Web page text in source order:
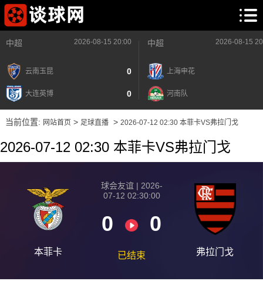
中超 2026-08-15 20:00
云南玉昆 0
大连英博 0
中超 2026-08-15
上海申花
河南队
当前位置: 网站首页> 足球直播> 2026-07-12 02:30 本菲卡VS弗拉门戈
2026-07-12 02:30 本菲卡VS弗拉门戈
本菲卡
球会友谊 | 2026-
07-12 02:30:00
0 0
已结束 弗拉门戈